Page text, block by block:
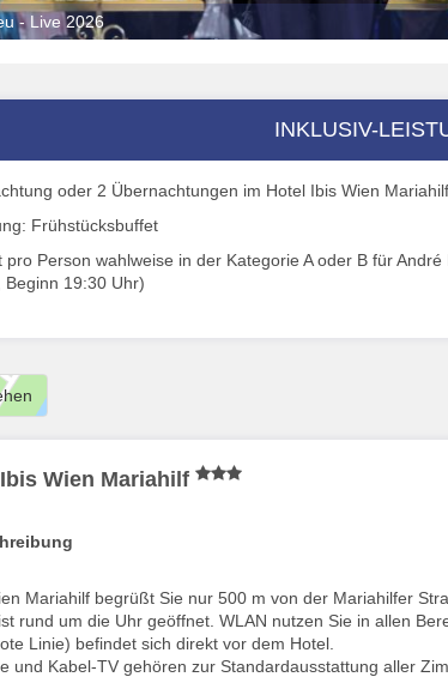
- Live 2026
INKLUSIV-
oder 2 Übernachtungen im Hotel Ibis Wien Mariahilf
Frühstücksbuffet
pro Person wahlweise in der Kategorie A oder B für
Beginn 19:30 Uhr)
Wien Mariahilf
Mariahilf begrüßt Sie nur 500 m von der Mariahilfer
rund um die Uhr geöffnet. WLAN nutzen Sie in allen
Linie) befindet sich direkt vor dem Hotel.
und Kabel-TV gehören zur Standardausstattung aller